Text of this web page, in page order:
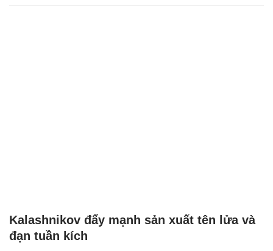
Kalashnikov đẩy mạnh sản xuất tên lửa và
đạn tuần kích